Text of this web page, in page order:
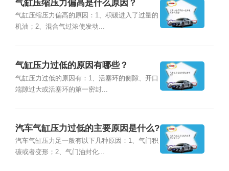
气缸压缩压力偏高是什么原因？
气缸压缩压力偏高的原因：1、积碳进入了过量的
机油；2、混合气过浓使发动...
气缸压力过低的原因有哪些？
气缸压力过低的原因有：1、活塞环的侧隙、开口
端隙过大或活塞环的第一密封...
汽车气缸压力过低的主要原因是什么?
汽车气缸压力足一般有以下几种原因：1、气门积
碳或者变形；2、气门油封化...